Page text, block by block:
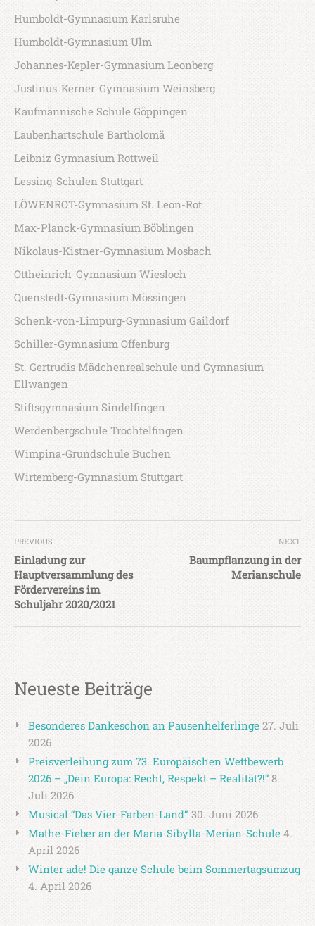
Humboldt-Gymnasium Karlsruhe
Humboldt-Gymnasium Ulm
Johannes-Kepler-Gymnasium Leonberg
Justinus-Kerner-Gymnasium Weinsberg
Kaufmännische Schule Göppingen
Laubenhartschule Bartholomä
Leibniz Gymnasium Rottweil
Lessing-Schulen Stuttgart
LÖWENROT-Gymnasium St. Leon-Rot
Max-Planck-Gymnasium Böblingen
Nikolaus-Kistner-Gymnasium Mosbach
Ottheinrich-Gymnasium Wiesloch
Quenstedt-Gymnasium Mössingen
Schenk-von-Limpurg-Gymnasium Gaildorf
Schiller-Gymnasium Offenburg
St. Gertrudis Mädchenrealschule und Gymnasium
Ellwangen
Stiftsgymnasium Sindelfingen
Werdenbergschule Trochtelfingen
Wimpina-Grundschule Buchen
Wirtemberg-Gymnasium Stuttgart
PREVIOUS
Einladung zur
Hauptversammlung des
Fördervereins im
Schuljahr 2020/2021
NEXT
Baumpflanzung in der
Merianschule
Neueste Beiträge
Besonderes Dankeschön an Pausenhelferlinge 27. Juli
2026
Preisverleihung zum 73. Europäischen Wettbewerb
2026 – „Dein Europa: Recht, Respekt – Realität?!“ 8.
Juli 2026
Musical “Das Vier-Farben-Land” 30. Juni 2026
Mathe-Fieber an der Maria-Sibylla-Merian-Schule 4.
April 2026
Winter ade! Die ganze Schule beim Sommertagsumzug
4. April 2026